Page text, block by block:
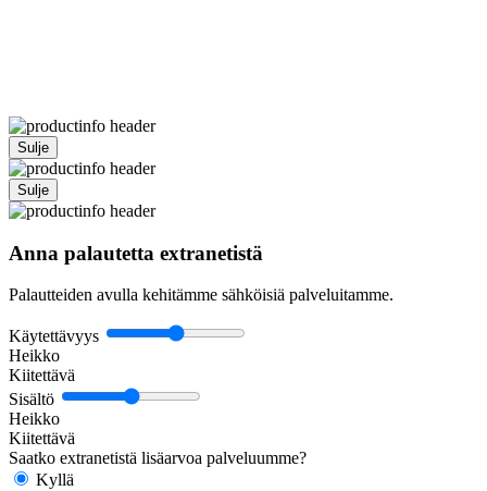
Sulje
Sulje
Anna palautetta extranetistä
Palautteiden avulla kehitämme sähköisiä palveluitamme.
Käytettävyys
Heikko
Kiitettävä
Sisältö
Heikko
Kiitettävä
Saatko extranetistä lisäarvoa palveluumme?
Kyllä